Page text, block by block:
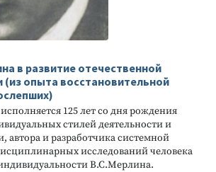
в развитие отечественной
опыта восстановительной
исполняется 125 лет со дня рождения
стилей деятельности и
автора и разработчика системной
исследований человека
В.С.Мерлина.